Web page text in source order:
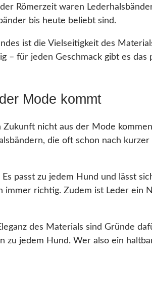
Römerzeit waren
bis heute beliebt sind.
ist die Vielseitigkeit des
für jeden Geschmack gibt es
Mode kommt
nicht aus der Mode
die oft schon nach
passt zu jedem Hund und lässt
immer richtig. Zudem ist Leder
des Materials sind Gründe
zu jedem Hund. Wer also ein